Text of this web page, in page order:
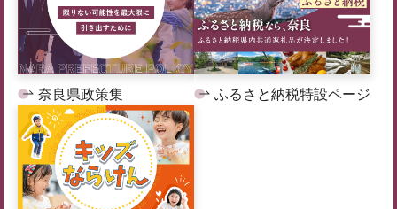
奈良県政策集 ふるさと納税特設ページ